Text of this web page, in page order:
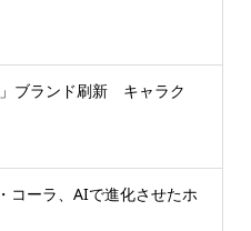
ブランド刷新 キャラク
コーラ、AIで進化させたホ